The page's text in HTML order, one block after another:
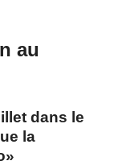
au
dans le
la